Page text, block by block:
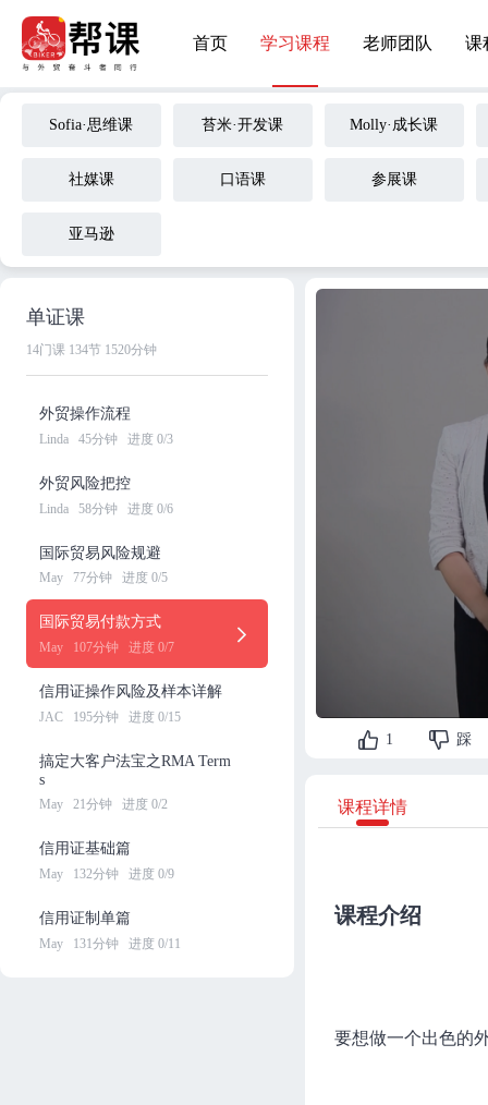
首页 学习课程 老师团队 课
Sofia·思维课 苔米·开发课 Molly·成长课
社媒课 口语课 参展课
亚马逊
单证课
14门课 134节 1520分钟
外贸操作流程
Linda 45分钟 进度 0/3
外贸风险把控
Linda 58分钟 进度 0/6
国际贸易风险规避
May 77分钟 进度 0/5
国际贸易付款方式
May 107分钟 进度 0/7
信用证操作风险及样本详解
JAC 195分钟 进度 0/15
搞定大客户法宝之RMA Term
s
May 21分钟 进度 0/2
信用证基础篇
May 132分钟 进度 0/9
信用证制单篇
May 131分钟 进度 0/11
1 踩
课程详情
课程介绍
要想做一个出色的